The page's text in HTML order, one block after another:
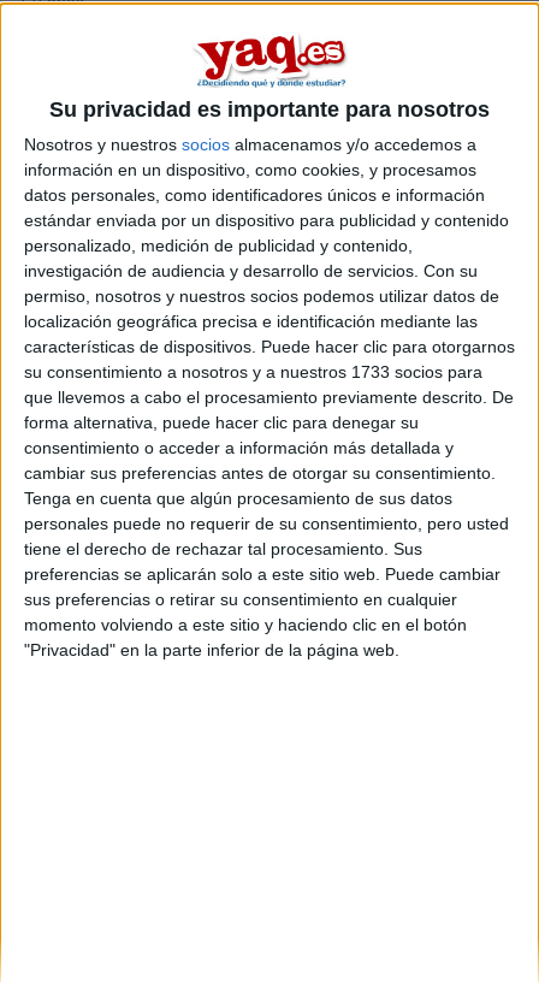
Su privacidad es importante para nosotros
Nosotros y nuestros socios almacenamos y/o accedemos a
información en un dispositivo, como cookies, y procesamos
datos personales, como identificadores únicos e información
estándar enviada por un dispositivo para publicidad y contenido
personalizado, medición de publicidad y contenido,
investigación de audiencia y desarrollo de servicios. Con su
permiso, nosotros y nuestros socios podemos utilizar datos de
localización geográfica precisa e identificación mediante las
características de dispositivos. Puede hacer clic para otorgarnos
su consentimiento a nosotros y a nuestros 1733 socios para
que llevemos a cabo el procesamiento previamente descrito. De
forma alternativa, puede hacer clic para denegar su
consentimiento o acceder a información más detallada y
cambiar sus preferencias antes de otorgar su consentimiento.
Tenga en cuenta que algún procesamiento de sus datos
personales puede no requerir de su consentimiento, pero usted
tiene el derecho de rechazar tal procesamiento. Sus
preferencias se aplicarán solo a este sitio web. Puede cambiar
sus preferencias o retirar su consentimiento en cualquier
momento volviendo a este sitio y haciendo clic en el botón
"Privacidad" en la parte inferior de la página web.
13000 €
Máster Universitario en
Mercados Internacionales
Impartido en:
Facultad de Economía y Empresa (Campus Bellissens)
Peso:
3
Duración:
1.0 años
Créditos ECTS:
60
Coste primer año:
1806 €
Máster Universitario en
Lengua Inglesa para el
Comercio
Internacional/Master's
Degree in English Language